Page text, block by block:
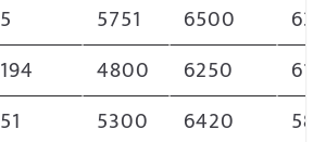
5 5751 6500
194 4800 6250
51 5300 6420